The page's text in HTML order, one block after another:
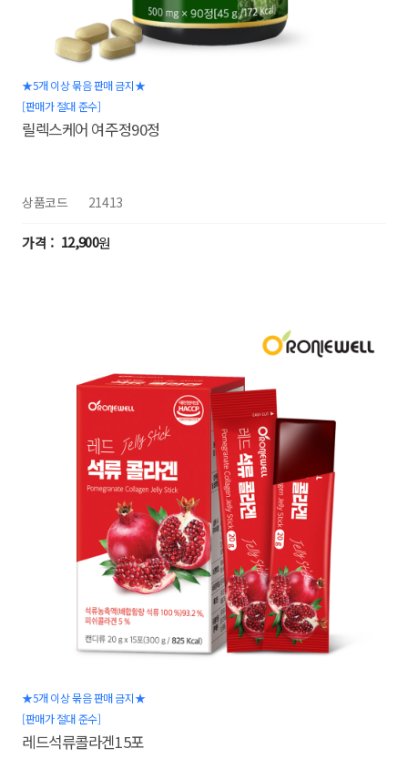
★5개 이상 묶음 판매 금지★
[판매가 절대 준수]
릴렉스케어 여주정90정
상품코드 21413
12,900원
★5개 이상 묶음 판매 금지★
[판매가 절대 준수]
레드석류콜라겐15포